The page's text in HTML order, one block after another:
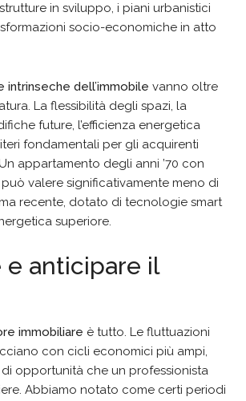
in sviluppo, i piani urbanistici
socio-economiche in atto
intrinseche dell’immobilevanno oltre
La flessibilità degli spazi, la
future, l’efficienza energetica
fondamentali per gli acquirenti
appartamento degli anni ’70 con
valere significativamente meno di
recente, dotato di tecnologie smart
superiore.
e anticipare il
immobiliare è tutto. Le fluttuazioni
con cicli economici più ampi,
opportunità che un professionista
Abbiamo notato come certi periodi